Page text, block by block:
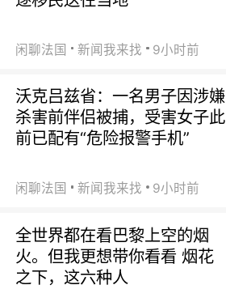
闲聊法国 新闻我来找 9小时前
沃克吕兹省：一名男子因涉嫌
杀害前伴侣被捕，受害女子此
前已配有“危险报警手机”
闲聊法国 新闻我来找 9小时前
全世界都在看巴黎上空的烟
火。但我更想带你看看 烟花
之下，这六种人